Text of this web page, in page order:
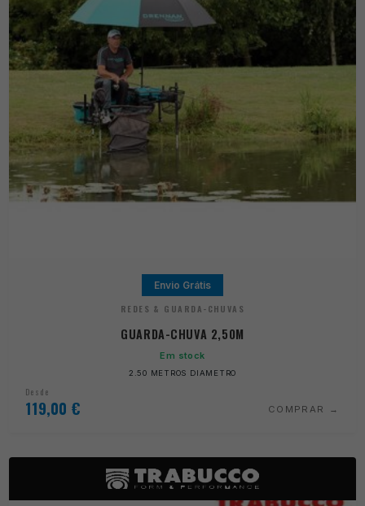
Envio Grátis
REDES & GUARDA-CHUVAS
GUARDA-CHUVA 2,50M
Em stock
2.50 METROS DIAMETRO
Desde
119,00 € COMPRAR